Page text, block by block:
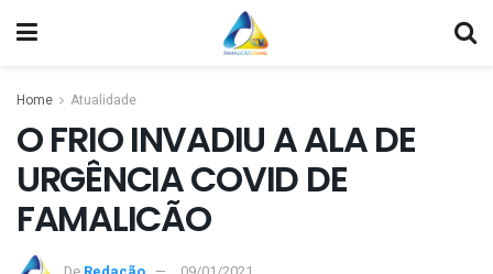
Home Atualidade
O FRIO INVADIU A ALA DE
URGÊNCIA COVID DE
FAMALICÃO